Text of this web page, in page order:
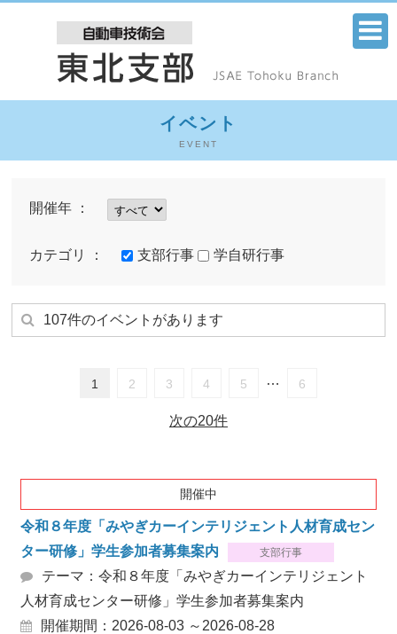
イベント
EVENT
開催年 ：
カテゴリ ： 支部行事 学自研行事
107件のイベントがあります
1 2 3 4 5 … 6
次の20件
開催中
令和８年度「みやぎカーインテリジェント人材育成セン
ター研修」学生参加者募集案内
支部行事
テーマ：令和８年度「みやぎカーインテリジェント
人材育成センター研修」学生参加者募集案内
開催期間：2026-08-03 ～2026-08-28